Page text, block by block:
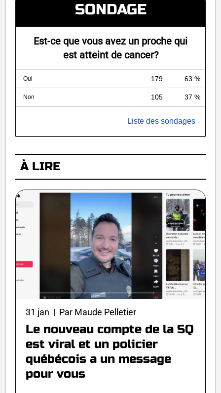
SONDAGE
Est-ce que vous avez un proche qui
est atteint de cancer?
Oui 179 63 %
Non 105 37 %
Liste des sondages
À LIRE
31 jan | Par Maude Pelletier
Le nouveau compte de la SQ
est viral et un policier
québécois a un message
pour vous